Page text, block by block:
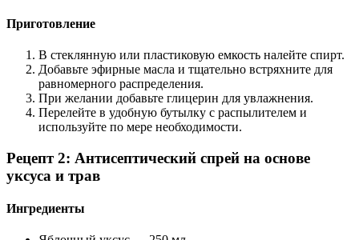
Приготовление
В стеклянную или пластиковую емкость налейте спирт.
Добавьте эфирные масла и тщательно встряхните для
равномерного распределения.
При желании добавьте глицерин для увлажнения.
Перелейте в удобную бутылку с распылителем и
используйте по мере необходимости.
Рецепт 2: Антисептический спрей на основе
уксуса и трав
Ингредиенты